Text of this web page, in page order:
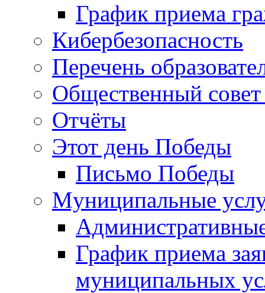
График приема
Кибербезопасность
Перечень
Общественный
Отчёты
Этот день Победы
Письмо Победы
Mуниципальные
График приема
муниципальных